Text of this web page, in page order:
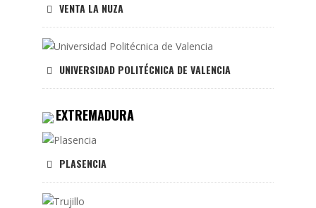
VENTA LA NUZA
UNIVERSIDAD POLITÉCNICA DE VALENCIA
EXTREMADURA
PLASENCIA